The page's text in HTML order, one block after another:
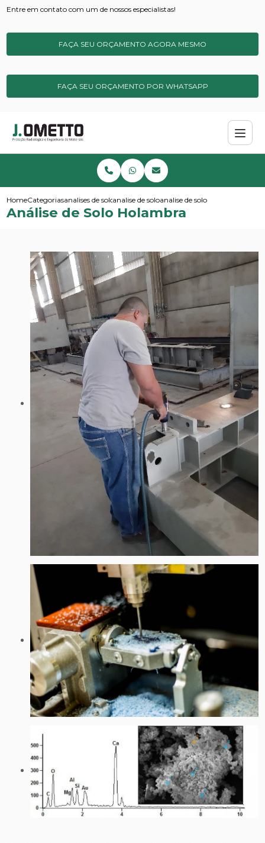
Entre em contato com um de nossos especialistas!
FAÇA SEU ORÇAMENTO AGORA MESMO
FAÇA SEU ORÇAMENTO POR WHATSAPP
HomeCategoriasanalises de solos e sedimentos
analise de soloanalise de solo holambra
Análise de Solo Holambra